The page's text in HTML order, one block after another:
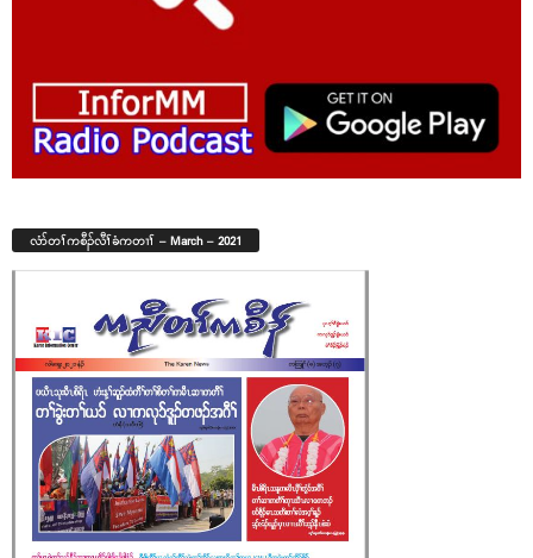
လံာ်တၢ်ကစီၣ်လီၢ်ခံကတၢၢ် – March – 2021